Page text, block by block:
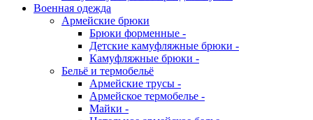
Военная одежда
Армейские брюки
Брюки форменные -
Детские камуфляжные брюки -
Камуфляжные брюки -
Бельё и термобельё
Армейские трусы -
Армейское термобелье -
Майки -